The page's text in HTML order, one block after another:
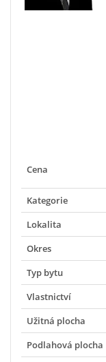
Cena
Kategorie
Lokalita
Okres
Typ bytu
Vlastnictví
Užitná plocha
Podlahová plocha